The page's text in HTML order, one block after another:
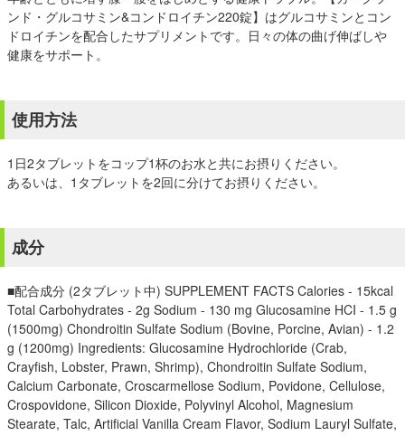
ンド・グルコサミン&コンドロイチン220錠】はグルコサミンとコン
ドロイチンを配合したサプリメントです。日々の体の曲げ伸ばしや
健康をサポート。
使用方法
1日2タブレットをコップ1杯のお水と共にお摂りください。
あるいは、1タブレットを2回に分けてお摂りください。
成分
■配合成分 (2タブレット中) SUPPLEMENT FACTS Calories - 15kcal
Total Carbohydrates - 2g Sodium - 130 mg Glucosamine HCI - 1.5 g
(1500mg) Chondroitin Sulfate Sodium (Bovine, Porcine, Avian) - 1.2
g (1200mg) Ingredients: Glucosamine Hydrochloride (Crab,
Crayfish, Lobster, Prawn, Shrimp), Chondroitin Sulfate Sodium,
Calcium Carbonate, Croscarmellose Sodium, Povidone, Cellulose,
Crospovidone, Silicon Dioxide, Polyvinyl Alcohol, Magnesium
Stearate, Talc, Artificial Vanilla Cream Flavor, Sodium Lauryl Sulfate,